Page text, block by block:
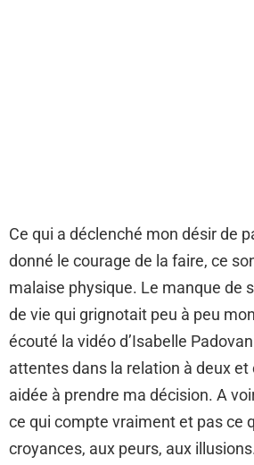
Ce qui a déclenché mon désir de
donné le courage de la faire, ce
malaise physique. Le manque de
de vie qui grignotait peu à peu
écouté la vidéo d’Isabelle
attentes dans la relation à deux et
aidée à prendre ma décision. A
ce qui compte vraiment et pas ce
croyances, aux peurs, aux